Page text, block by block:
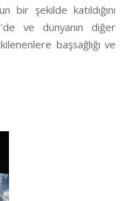
bir şekilde katıldığını
ve dünyanın diğer
başsağlığı ve